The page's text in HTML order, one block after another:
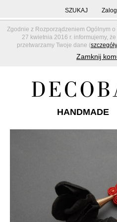
Zgodnie z Rozporządzeniem Ogólnym
27 kwietnia 2016 r. informujemy,
przetwarzamy Twoje dane (szczegóły
Zamknij
SZUKAJ
HANDMADE